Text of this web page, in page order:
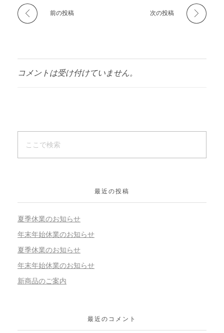
前の投稿 次の投稿
コメントは受け付けていません。
最近の投稿
夏季休業のお知らせ
年末年始休業のお知らせ
夏季休業のお知らせ
年末年始休業のお知らせ
新商品のご案内
最近のコメント